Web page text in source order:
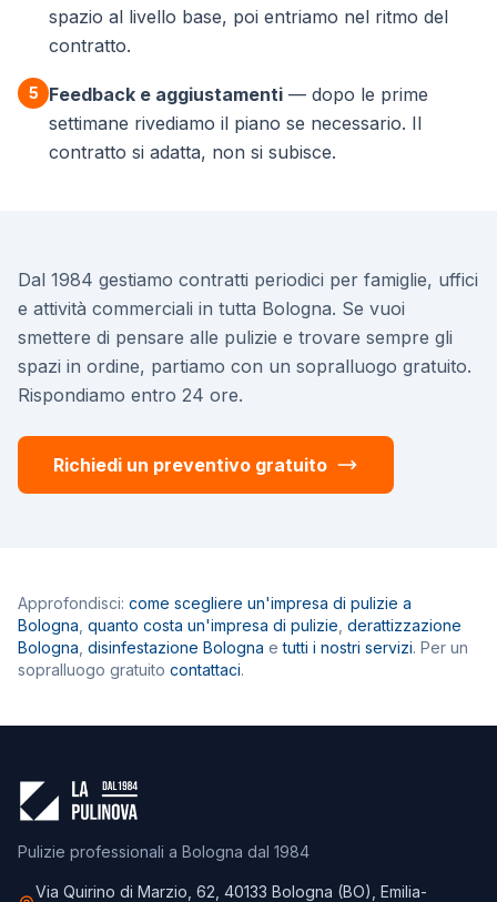
spazio al livello base, poi entriamo nel ritmo del
contratto.
5 Feedback e aggiustamenti — dopo le prime
settimane rivediamo il piano se necessario. Il
contratto si adatta, non si subisce.
Dal 1984 gestiamo contratti periodici per famiglie, uffici
e attività commerciali in tutta Bologna. Se vuoi
smettere di pensare alle pulizie e trovare sempre gli
spazi in ordine, partiamo con un sopralluogo gratuito.
Rispondiamo entro 24 ore.
Richiedi un preventivo gratuito
Approfondisci: come scegliere un'impresa di pulizie a
Bologna quanto costa un'impresa di pulizie derattizzazione
Bologna disinfestazione Bologna etutti i nostri servizi. Per un
sopralluogo gratuito contattaci.
Pulizie professionali a Bologna dal 1984
Via Quirino di Marzio, 62, 40133 Bologna (BO), Emilia-